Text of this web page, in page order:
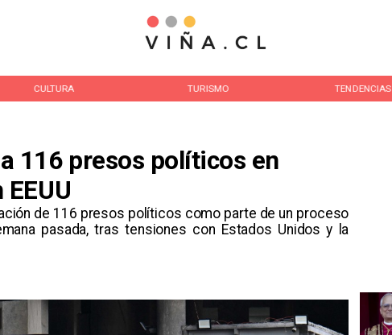
CULTURA TURISMO TENDENCIAS
116 presos políticos en
de 116 presos políticos como parte de un proceso
pasada, tras tensiones con Estados Unidos y la